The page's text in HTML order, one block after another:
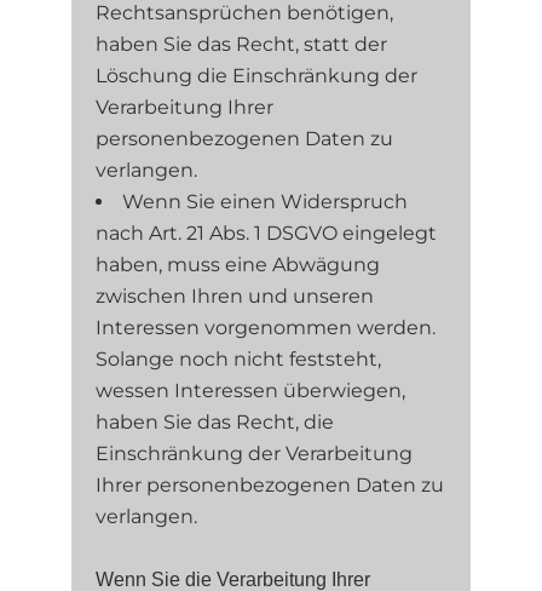
Rechtsansprüchen benötigen,
haben Sie das Recht, statt der
Löschung die Einschränkung der
Verarbeitung Ihrer
personenbezogenen Daten zu
verlangen.
Wenn Sie einen Widerspruch
nach Art. 21 Abs. 1 DSGVO eingelegt
haben, muss eine Abwägung
zwischen Ihren und unseren
Interessen vorgenommen werden.
Solange noch nicht feststeht,
wessen Interessen überwiegen,
haben Sie das Recht, die
Einschränkung der Verarbeitung
Ihrer personenbezogenen Daten zu
verlangen.
Wenn Sie die Verarbeitung Ihrer